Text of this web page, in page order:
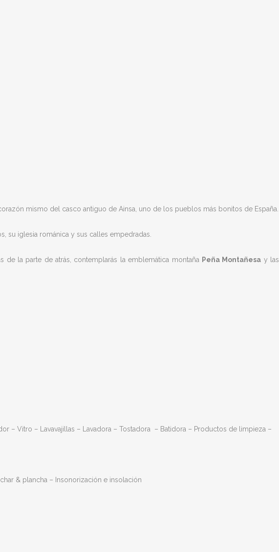
mismo del casco antiguo de Ainsa, uno de los pueblos más bonitos de España.
su iglesia románica y sus calles empedradas.
la parte de atrás, contemplarás la emblemática montaña Peña Montañesa y las
– Vitro – Lavavajillas – Lavadora – Tostadora – Batidora – Productos de limpieza –
& plancha – Insonorización e insolación